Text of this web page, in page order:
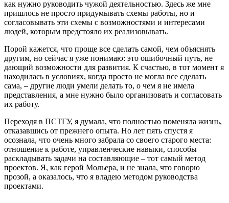
как нужно руководить чужой деятельностью. Здесь же мне
пришлось не просто придумывать схемы работы, но и
согласовывать эти схемы с возможностями и интересами
людей, которым предстояло их реализовывать.
Порой кажется, что проще все сделать самой, чем объяснять
другим, но сейчас я уже понимаю: это ошибочный путь, не
дающий возможности для развития. К счастью, в тот момент я
находилась в условиях, когда просто не могла все сделать
сама, – другие люди умели делать то, о чем я не имела
представления, а мне нужно было организовать и согласовать
их работу.
Переходя в ПСТГУ, я думала, что полностью поменяла жизнь,
отказавшись от прежнего опыта. Но лет пять спустя я
осознала, что очень много забрала со своего старого места:
отношение к работе, управленческие навыки, способы
раскладывать задачи на составляющие – тот самый метод
проектов. Я, как герой Мольера, и не знала, что говорю
прозой, а оказалось, что я владею методом руководства
проектами.